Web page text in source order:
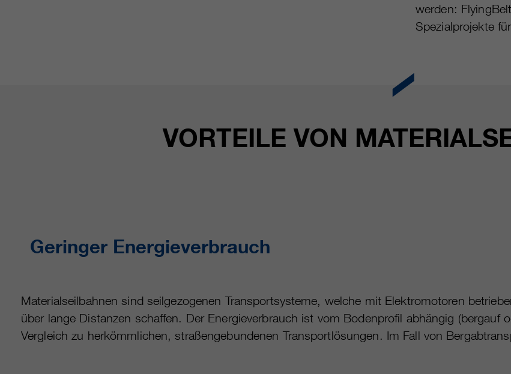
werden:
Spezialprojekte
VORTEILE VON
Geringer Energieverbrauch
Materialseilbahnen sind seilgezogenen Transportsysteme, welche mit Elektromotoren
über lange Distanzen schaffen. Der Energieverbrauch ist vom Bodenprofil abhängig (bergauf
Vergleich zu herkömmlichen, straßengebundenen Transportlösungen. Im Fall von